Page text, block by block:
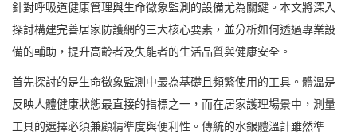
針對呼吸道健康管理與生命徵象監測的設備尤為關鍵。本文將深入
探討構建完善居家防護網的三大核心要素，並分析如何透過專業設
備的輔助，提升高齡者及失能者的生活品質與健康安全。
首先探討的是生命徵象監測中最為基礎且頻繁使用的工具。體溫是
反映人體健康狀態最直接的指標之一，而在居家護理場景中，測量
工具的選擇必須兼顧精準度與便利性。傳統的水銀體溫計雖然準